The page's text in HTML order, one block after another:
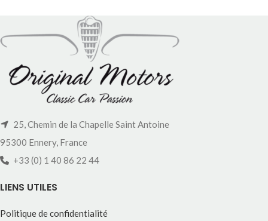
25, Chemin de la Chapelle Saint Antoine
95300 Ennery, France
+33 (0) 1 40 86 22 44
LIENS UTILES
Politique de confidentialité